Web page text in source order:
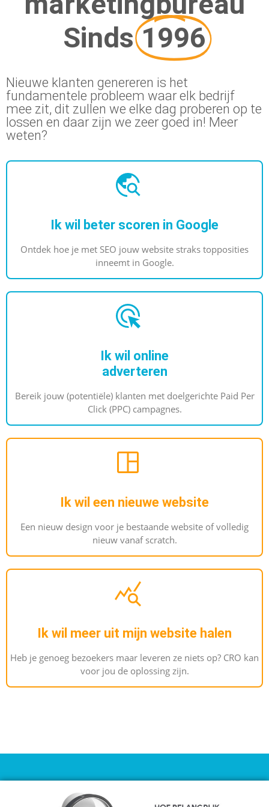
marketingknoppen te draaien om naar
geweldige resultaten toe te werken.
MEER INFORMATIE
Sinds1996
Nieuwe klanten genereren is het
fundamentele probleem waar elk bedrijf
mee zit, dit zullen we elke dag proberen op te
lossen en daar zijn we zeer goed in! Meer
weten?
Ik wil beter scoren in Google
Ontdek hoe je met SEO jouw website straks topposities
inneemt in Google.
Ik wil online
adverteren
Bereik jouw (potentiële) klanten met doelgerichte Paid Per
Click (PPC) campagnes.
Ik wil een nieuwe website
Een nieuw design voor je bestaande website of volledig
nieuw vanaf scratch.
Ik wil meer uit mijn website halen
Heb je genoeg bezoekers maar leveren ze niets op? CRO kan
voor jou de oplossing zijn.